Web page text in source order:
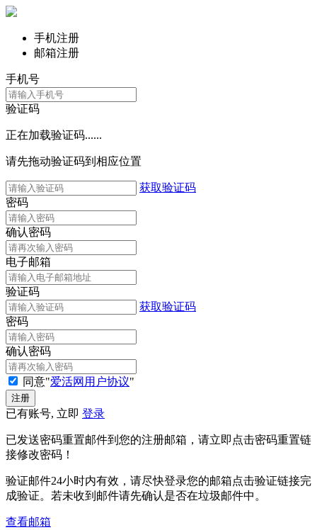
手机注册
邮箱注册
手机号
验证码
正在加载验证码......
请先拖动验证码到相应位置
获取验证码
密码
确认密码
电子邮箱
验证码
获取验证码
密码
确认密码
同意"爱活网用户协议"
已有账号, 立即 登录
已发送密码重置邮件到您的注册邮箱，请立即点击密码重置链
接修改密码！
验证邮件24小时内有效，请尽快登录您的邮箱点击验证链接完
成验证。若未收到邮件请先确认是否在垃圾邮件中。
查看邮箱